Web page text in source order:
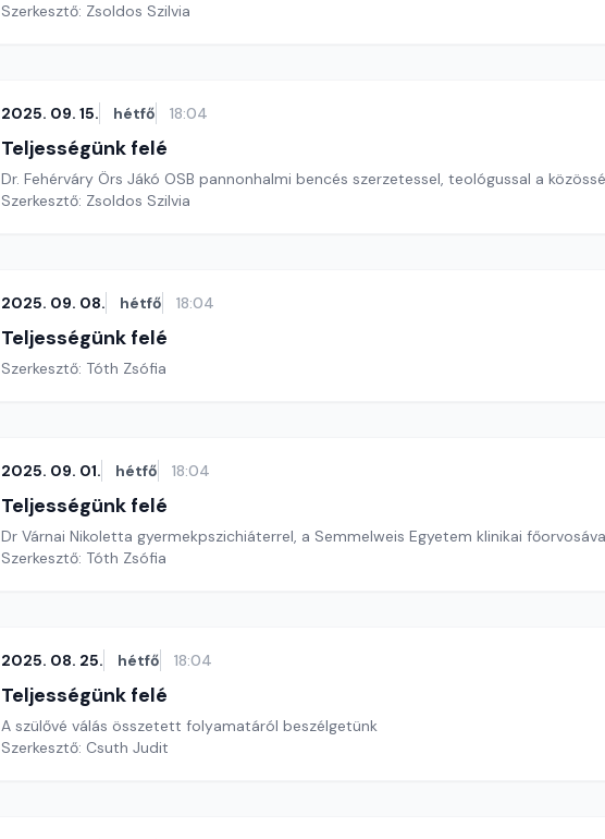
Szerkesztő: Zsoldos Szilvia
2025. 09. 15. hétfő 18:04
Teljességünk felé
Dr. Fehérváry Örs Jákó OSB pannonhalmi bencés szerzetessel, teológussal a
Szerkesztő: Zsoldos Szilvia
2025. 09. 08. hétfő 18:04
Teljességünk felé
Szerkesztő: Tóth Zsófia
2025. 09. 01. hétfő 18:04
Teljességünk felé
Dr Várnai Nikoletta gyermekpszichiáterrel, a Semmelweis Egyetem klinikai
Szerkesztő: Tóth Zsófia
2025. 08. 25. hétfő 18:04
Teljességünk felé
A szülővé válás összetett folyamatáról beszélgetünk
Szerkesztő: Csuth Judit